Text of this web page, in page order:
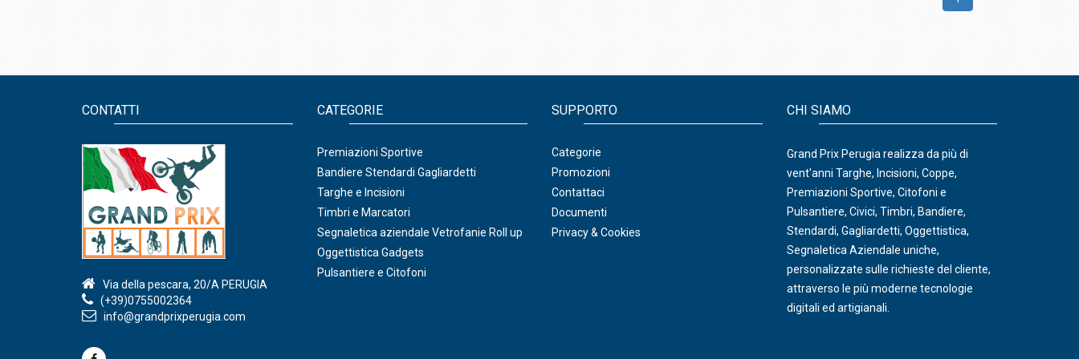
CONTATTI
Via della pescara, 20/A PERUGIA
(+39)0755002364
info@grandprixperugia.com
CATEGORIE
Premiazioni Sportive
Bandiere Stendardi Gagliardetti
Targhe e Incisioni
Timbri e Marcatori
Segnaletica aziendale Vetrofanie Roll up
Oggettistica Gadgets
Pulsantiere e Citofoni
SUPPORTO
Categorie
Promozioni
Contattaci
Documenti
Privacy & Cookies
CHI SIAMO
Grand Prix Perugia realizza da più di
vent'anni Targhe, Incisioni, Coppe,
Premiazioni Sportive, Citofoni e
Pulsantiere, Civici, Timbri, Bandiere,
Stendardi, Gagliardetti, Oggettistica,
Segnaletica Aziendale uniche,
personalizzate sulle richieste del cliente,
attraverso le più moderne tecnologie
digitali ed artigianali.